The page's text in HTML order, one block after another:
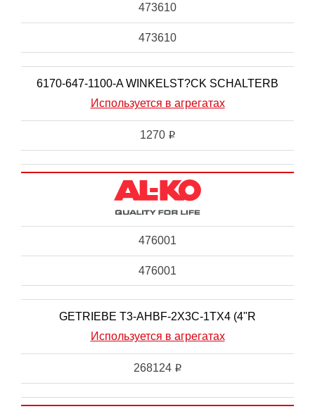
473610
473610
6170-647-1100-A WINKELST?CK SCHALTERB
Используется в агрегатах
1270 i
476001
476001
GETRIEBE T3-AHBF-2X3C-1TX4 (4"R
Используется в агрегатах
268124 i